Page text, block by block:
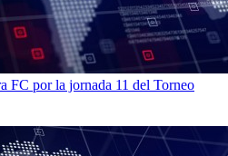
por la jornada 11 del Torneo